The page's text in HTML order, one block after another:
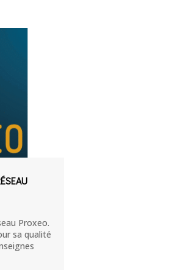
Proxeo.
sa qualité